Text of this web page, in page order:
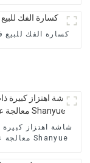
كسارة الفك للبيع
شاشة اهتزاز
معالجة عالية من Shanyue